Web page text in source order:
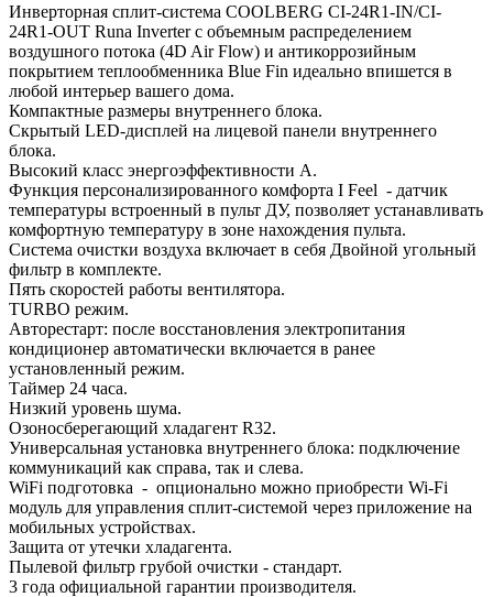
Инверторная сплит-система COOLBERG CI-24R1-IN/CI-
24R1-OUT Runa Inverter с объемным распределением
воздушного потока (4D Air Flow) и антикоррозийным
покрытием теплообменника Blue Fin идеально впишется в
любой интерьер вашего дома.
Компактные размеры внутреннего блока.
Скрытый LED-дисплей на лицевой панели внутреннего
блока.
Высокий класс энергоэффективности А.
Функция персонализированного комфорта I Feel - датчик
температуры встроенный в пульт ДУ, позволяет устанавливать
комфортную температуру в зоне нахождения пульта.
Система очистки воздуха включает в себя Двойной угольный
фильтр в комплекте.
Пять скоростей работы вентилятора.
TURBO режим.
Авторестарт: после восстановления электропитания
кондиционер автоматически включается в ранее
установленный режим.
Таймер 24 часа.
Низкий уровень шума.
Озоносберегающий хладагент R32.
Универсальная установка внутреннего блока: подключение
коммуникаций как справа, так и слева.
WiFi подготовка - опционально можно приобрести Wi-Fi
модуль для управления сплит-системой через приложение на
мобильных устройствах.
Защита от утечки хладагента.
Пылевой фильтр грубой очистки - стандарт.
3 года официальной гарантии производителя.